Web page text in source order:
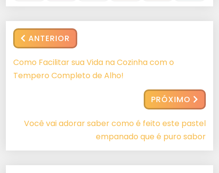
ANTERIOR
Como Facilitar sua Vida na Cozinha com o
Tempero Completo de Alho!
PRÓXIMO
Você vai adorar saber como é feito este pastel
empanado que é puro sabor